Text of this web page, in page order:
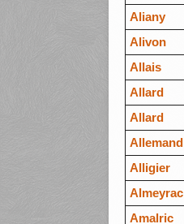
Aliany
Alivon
Allais
Allard
Allard
Allemand
Alligier
Almeyrac
Amalric